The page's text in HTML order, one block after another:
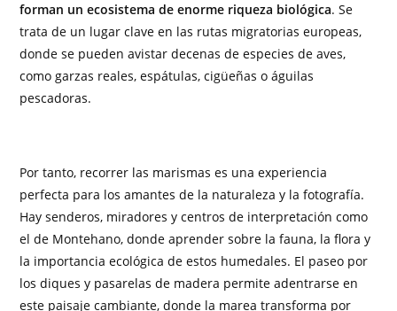
forman un ecosistema de enorme riqueza biológica. Se
trata de un lugar clave en las rutas migratorias europeas,
donde se pueden avistar decenas de especies de aves,
como garzas reales, espátulas, cigüeñas o águilas
pescadoras.
Por tanto, recorrer las marismas es una experiencia
perfecta para los amantes de la naturaleza y la fotografía.
Hay senderos, miradores y centros de interpretación como
el de Montehano, donde aprender sobre la fauna, la flora y
la importancia ecológica de estos humedales. El paseo por
los diques y pasarelas de madera permite adentrarse en
este paisaje cambiante, donde la marea transforma por